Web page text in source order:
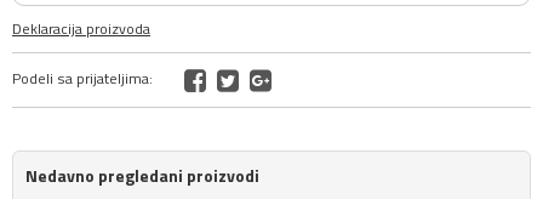
Deklaracija proizvoda
Podeli sa prijateljima:
Nedavno pregledani proizvodi